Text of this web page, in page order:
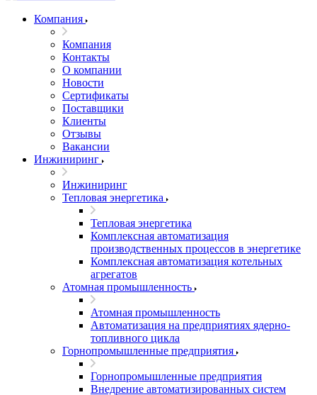
Компания
Компания
Контакты
О компании
Новости
Сертификаты
Поставщики
Клиенты
Отзывы
Вакансии
Инжиниринг
Инжиниринг
Тепловая энергетика
Тепловая энергетика
Комплексная автоматизация
производственных процессов в энергетике
Комплексная автоматизация котельных
агрегатов
Атомная промышленность
Атомная промышленность
Автоматизация на предприятиях ядерно-
топливного цикла
Горнопромышленные предприятия
Горнопромышленные предприятия
Внедрение автоматизированных систем